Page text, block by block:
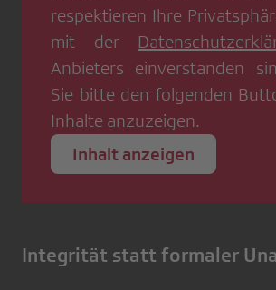
respektieren Ihre
mit der
Anbieters einverstanden
Sie bitte den folgenden
Inhalte anzuzeigen.
Inhalt anzeigen
Integrität statt formaler